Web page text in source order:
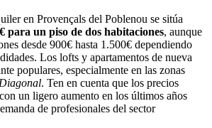
en Provençals del Poblenou se sitúa
para un piso de dos habitaciones, aunque
desde 900€ hasta 1.500€ dependiendo
Los lofts y apartamentos de nueva
populares, especialmente en las zonas
. Ten en cuenta que los precios
un ligero aumento en los últimos años
de profesionales del sector